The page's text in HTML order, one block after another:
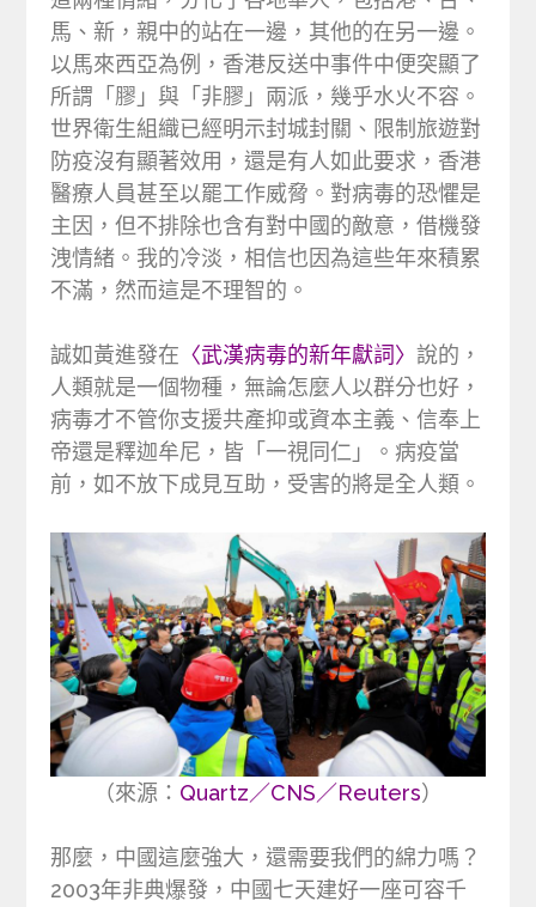
馬、新，親中的站在一邊，其他的在另一邊。
以馬來西亞為例，香港反送中事件中便突顯了
所謂「膠」與「非膠」兩派，幾乎水火不容。
世界衛生組織已經明示封城封關、限制旅遊對
防疫沒有顯著效用，還是有人如此要求，香港
醫療人員甚至以罷工作威脅。對病毒的恐懼是
主因，但不排除也含有對中國的敵意，借機發
洩情緒。我的冷淡，相信也因為這些年來積累
不滿，然而這是不理智的。
誠如黃進發在 〈武漢病毒的新年獻詞〉說的，
人類就是一個物種，無論怎麼人以群分也好，
病毒才不管你支援共產抑或資本主義、信奉上
帝還是釋迦牟尼，皆「一視同仁」。病疫當
前，如不放下成見互助，受害的將是全人類。
（來源： Quartz／CNS／Reuters）
那麼，中國這麼強大，還需要我們的綿力嗎？
2003年非典爆發，中國七天建好一座可容千